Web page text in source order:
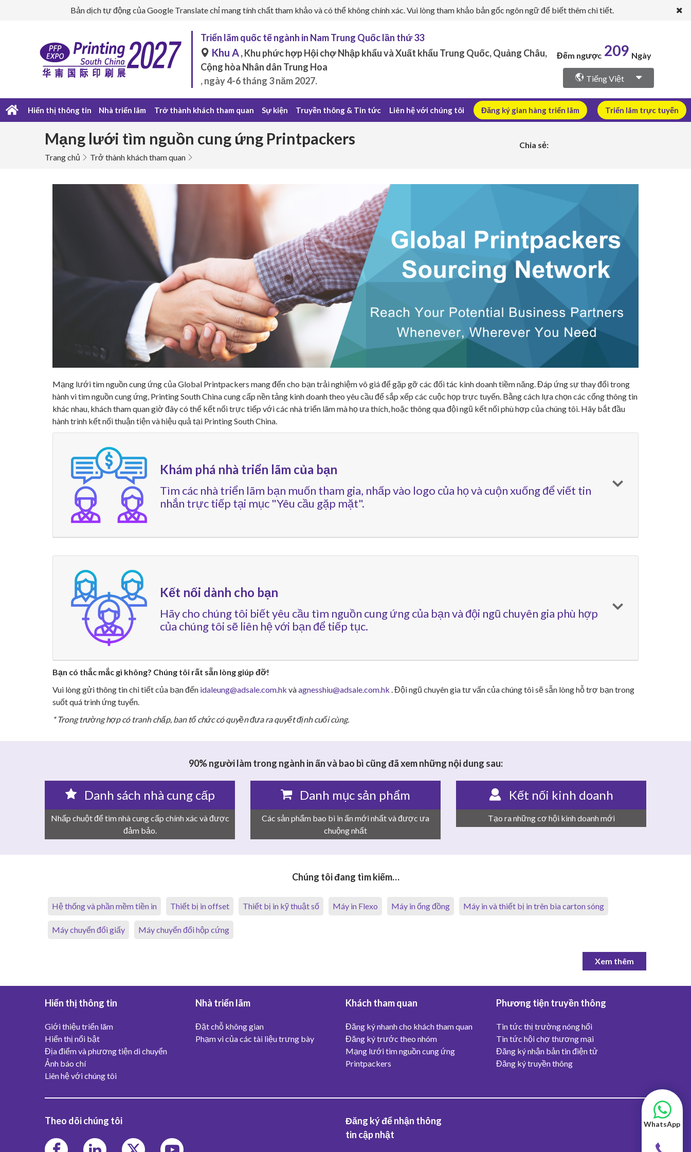
Bản dịch tự động của Google Translate chỉ mang tính chất tham khảo và có thể không chính xác. Vui lòng tham khảo bản gốc ngôn ngữ để biết thêm chi tiết.
Triển lãm quốc tế ngành in Nam Trung Quốc lần thứ 33
Khu A, Khu phức hợp Hội chợ Nhập khẩu và Xuất khẩu Trung Quốc, Quảng Châu,
Cộng hòa Nhân dân Trung Hoa
, ngày 4-6 tháng 3 năm 2027.
Đếm ngược 209 Ngày
Tiếng Việt
Hiển thị thông tin Nhà triển lãm Trở thành khách tham quan Sự kiện Truyền thông & Tin tức Liên hệ với chúng tôi Đăng ký gian hàng triển lãm Triển lãm trực tuyến
Mạng lưới tìm nguồn cung ứng Printpackers
Trang chủ Trở thành khách tham quan
Chia sẻ:
Mạng lưới tìm nguồn cung ứng của Global Printpackers mang đến cho bạn trải nghiệm vô giá để gặp gỡ các đối tác kinh doanh tiềm năng. Đáp ứng sự thay đổi trong
hành vi tìm nguồn cung ứng, Printing South China cung cấp nền tảng kinh doanh theo yêu cầu đểsắp xếp các cuộc họp trực tuyến. Bằng cách lựa chọn các cổng thông tin
khác nhau, khách tham quan giờ đây có thể kết nối trực tiếp với các nhà triển lãm mà họ ưa thích, hoặc thông qua đội ngũ kết nối phù hợp của chúng tôi. Hãy bắt đầu
hành trình kết nối thuận tiện và hiệu quả tại Printing South China.
Khám phá nhà triển lãm của bạn
Tìm các nhà triển lãm bạn muốn tham gia, nhấp vào logo của họ và cuộn xuống để viết tin
nhắn trực tiếp tại mục "Yêu cầu gặp mặt".
Kết nối dành cho bạn
Hãy cho chúng tôi biết yêu cầu tìm nguồn cung ứng của bạn và đội ngũ chuyên gia phù hợp
của chúng tôi sẽ liên hệ với bạn để tiếp tục.
Bạn có thắc mắc gì không? Chúng tôi rất sẵn lòng giúp đỡ!
Vui lòng gửi thông tin chi tiết của bạn đến idaleung@adsale.com.hk vàagnesshiu@adsale.com.hk . Đội ngũ chuyên gia tư vấn của chúng tôi sẽ sẵn lòng hỗ trợ bạn trong
suốt quá trình ứng tuyển.
* Trong trường hợp có tranh chấp, ban tổ chức có quyền đưa ra quyết định cuối cùng.
90% người làm trong ngành in ấn và bao bì cũng đã xem những nội dung sau:
Danh sách nhà cung cấp
Nhấp chuột để tìm nhà cung cấp chính xác và được
đảm bảo.
Danh mục sản phẩm
Các sản phẩm bao bì in ấn mới nhất và được ưa
chuộng nhất
Kết nối kinh doanh
Tạo ra những cơ hội kinh doanh mới
Chúng tôi đang tìm kiếm…
Hệ thống và phần mềm tiền in Thiết bị in offset Thiết bị in kỹ thuật số Máy in Flexo Máy in ống đồng Máy in và thiết bị in trên bìa carton sóng
Máy chuyển đổi giấy Máy chuyển đổi hộp cứng
Xem thêm
Hiển thị thông tin
Giới thiệu triển lãm
Hiển thị nổi bật
Địa điểm và phương tiện di chuyển
Ảnh báo chí
Liên hệ với chúng tôi
Nhà triển lãm
Đặt chỗ không gian
Phạm vi của các tài liệu trưng bày
Khách tham quan
Đăng ký nhanh cho khách tham quan
Đăng ký trước theo nhóm
Mạng lưới tìm nguồn cung ứng
Printpackers
Phương tiện truyền thông
Tin tức thị trường nóng hổi
Tin tức hội chợ thương mại
Đăng ký nhận bản tin điện tử
Đăng ký truyền thông
Theo dõi chúng tôi
Đăng ký để nhận thông
tin cập nhật
WhatsApp